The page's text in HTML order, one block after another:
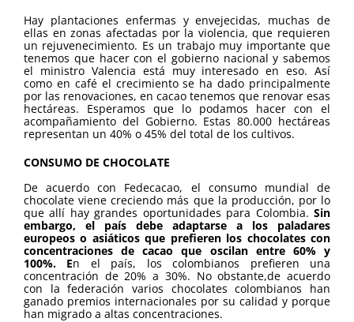
Hay plantaciones enfermas y envejecidas, muchas de
ellas en zonas afectadas por la violencia, que requieren
un rejuvenecimiento. Es un trabajo muy importante que
tenemos que hacer con el gobierno nacional y sabemos
el ministro Valencia está muy interesado en eso. Así
como en café el crecimiento se ha dado principalmente
por las renovaciones, en cacao tenemos que renovar esas
hectáreas. Esperamos que lo podamos hacer con el
acompañamiento del Gobierno. Estas 80.000 hectáreas
representan un 40% o 45% del total de los cultivos.
CONSUMO DE CHOCOLATE
De acuerdo con Fedecacao, el consumo mundial de
chocolate viene creciendo más que la producción, por lo
que allí hay grandes oportunidades para Colombia. Sin
embargo, el país debe adaptarse a los paladares
europeos o asiáticos que prefieren los chocolates con
concentraciones de cacao que oscilan entre 60% y
100%. En el país, los colombianos prefieren una
concentración de 20% a 30%. No obstante,de acuerdo
con la federación varios chocolates colombianos han
ganado premios internacionales por su calidad y porque
han migrado a altas concentraciones.